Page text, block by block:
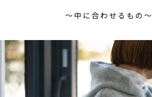
〜中に合わせるもの〜